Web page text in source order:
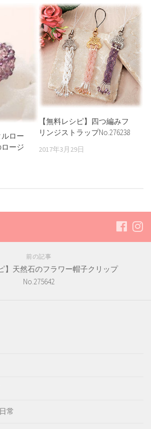
ルロー
ージ
【無料レシピ】四つ編みフ
リンジストラップNo.276238
2017年3月29日
前の記事
】天然石のフラワー帽子クリップ
No.275642
常